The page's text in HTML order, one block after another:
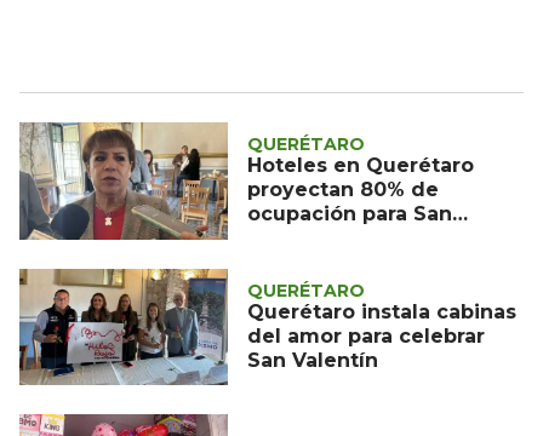
QUERÉTARO
Hoteles en Querétaro
proyectan 80% de
ocupación para San
QUERÉTARO
Querétaro instala cabinas
del amor para celebrar
San Valentín